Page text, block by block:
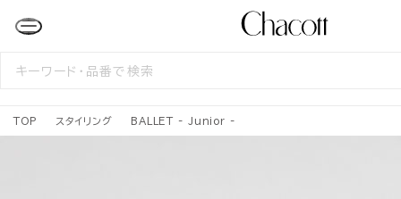
検
TOP スタイリング BALLET - Junior -